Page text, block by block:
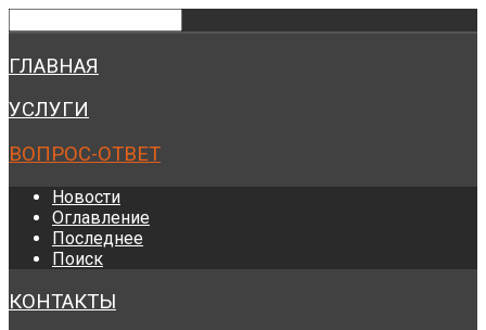
ГЛАВНАЯ
УСЛУГИ
ВОПРОС-ОТВЕТ
Новости
Оглавление
Последнее
Поиск
КОНТАКТЫ